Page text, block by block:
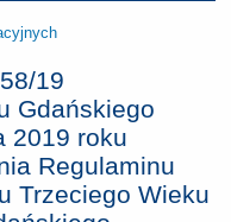
19
Gdańskiego
2019 roku
Regulaminu
Trzeciego Wieku